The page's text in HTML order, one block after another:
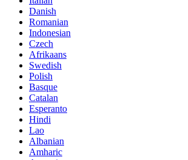
Danish
Romanian
Indonesian
Czech
Afrikaans
Swedish
Polish
Basque
Catalan
Esperanto
Hindi
Lao
Albanian
Amharic